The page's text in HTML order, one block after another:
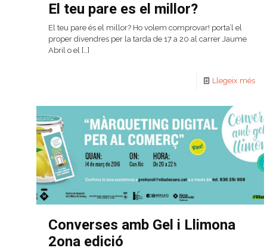
El teu pare es el millor?
El teu pare és el millor? Ho volem comprovar! porta’l el
proper divendres per la tarda de 17 a 20 al carrer Jaume
Abril o el […]
Llegeix més
Converses amb Gel i Llimona
2ona edició